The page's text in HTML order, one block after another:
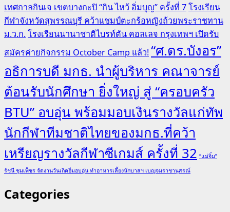
เทศกาลกินเจ เขตบางกะปิ “กิน ไหว้ อิ่มบุญ” ครั้งที่ 7โรงเรียน
กีฬาจังหวัดสุพรรณบุรี คว้าแชมป์ตะกร้อหญิงถ้วยพระราชทาน
ม.ว.ก.โรงเรียนนานาชาติไบรท์ตัน คอลเลจ กรุงเทพฯ เปิดรับ
สมัครค่ายกิจกรรม October Camp แล้ว!“ศ.ดร.บังอร”
อธิการบดี มกธ. นำผู้บริหาร คณาจารย์
ต้อนรับนักศึกษา ยิ่งใหญ่ สู่ “ครอบครัว
BTU” อบอุ่น พร้อมมอบเงินรางวัลแก่ทัพ
นักกีฬาทีมชาติไทยของมกธ.ที่คว้า
เหรียญรางวัลกีฬาซีเกมส์ ครั้งที่ 32 “แม่จิ๋ม”
รัชนี ชุมเพ็ชร จัดงานวันเกิดอิ่มอบอุ่น ทำอาหารเลี้ยงนักบาสฯ เบญจมราชานุสรณ์
Categories